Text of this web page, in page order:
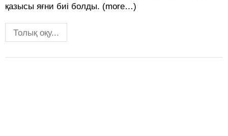
қазысы яғни биі болды. (more…)
Толық оқу...